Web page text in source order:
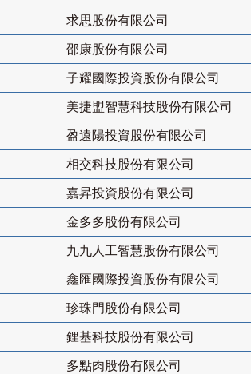
求思股份有限公司
邵康股份有限公司
子耀國際投資股份有限公司
美捷盟智慧科技股份有限公司
盈遠陽投資股份有限公司
相交科技股份有限公司
嘉昇投資股份有限公司
金多多股份有限公司
九九人工智慧股份有限公司
鑫匯國際投資股份有限公司
珍珠門股份有限公司
鋰基科技股份有限公司
多點肉股份有限公司